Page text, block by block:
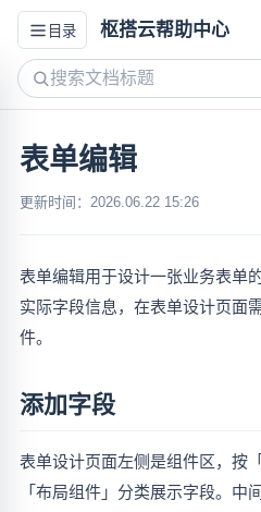
目录 枢搭云帮助中心
表单编辑
更新时间：2026.06.22 15:26
表单编辑用于设计一张业务表单
实际字段信息，在表单设计页面
件。
添加字段
表单设计页面左侧是组件区，按
「布局组件」分类展示字段。中